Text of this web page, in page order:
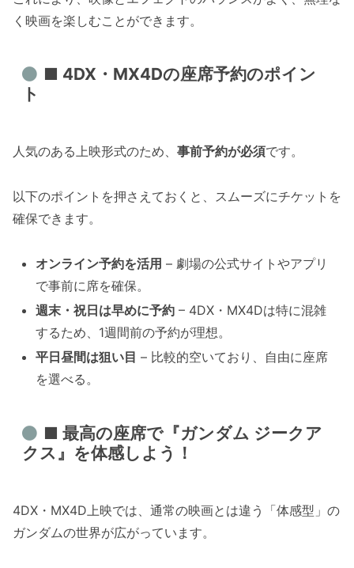
く映画を楽しむことができます。
■ 4DX・MX4Dの座席予約のポイン
ト
人気のある上映形式のため、 事前予約が必須です。
以下のポイントを押さえておくと、スムーズにチケットを
確保できます。
オンライン予約を活用 – 劇場の公式サイトやアプリ
で事前に席を確保。
週末・祝日は早めに予約 – 4DX・MX4Dは特に混雑
するため、1週間前の予約が理想。
平日昼間は狙い目 – 比較的空いており、自由に座席
を選べる。
■ 最高の座席で『ガンダム ジークア
クス』を体感しよう！
4DX・MX4D上映では、通常の映画とは違う「体感型」の
ガンダムの世界が広がっています。